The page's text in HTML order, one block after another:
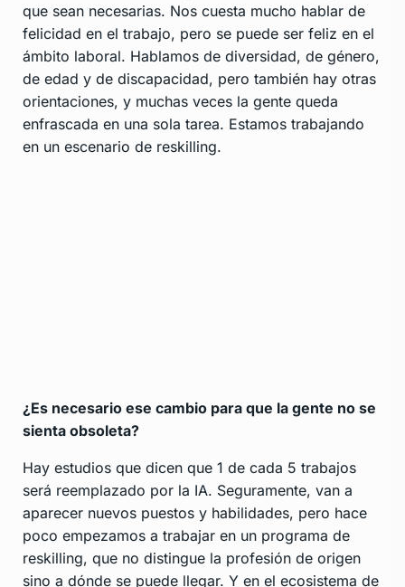
que sean necesarias. Nos cuesta mucho hablar de
felicidad en el trabajo, pero se puede ser feliz en el
ámbito laboral. Hablamos de diversidad, de género,
de edad y de discapacidad, pero también hay otras
orientaciones, y muchas veces la gente queda
enfrascada en una sola tarea. Estamos trabajando
en un escenario de reskilling.
¿Es necesario ese cambio para que la gente no se
sienta obsoleta?
Hay estudios que dicen que 1 de cada 5 trabajos
será reemplazado por la IA. Seguramente, van a
aparecer nuevos puestos y habilidades, pero hace
poco empezamos a trabajar en un programa de
reskilling, que no distingue la profesión de origen
sino a dónde se puede llegar. Y en el ecosistema de